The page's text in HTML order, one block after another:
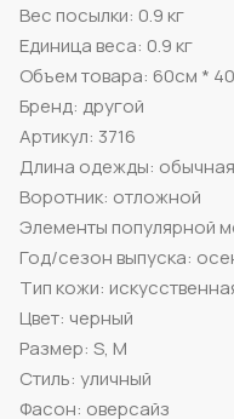
Вес посылки: 0.9 кг
Единица веса: 0.9 кг
Объем товара: 60см *
Бренд: другой
Артикул: 3716
Длина одежды:
Воротник: отложной
Элементы популярной
Год/сезон выпуска:
Тип кожи:
Цвет: черный
Размер: S, M
Стиль: уличный
Фасон: оверсайз